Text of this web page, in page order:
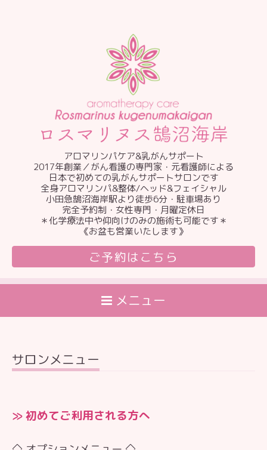
アロマリンパケア&乳がんサポート
2017年創業／がん看護の専門家・元看護師による
日本で初めての乳がんサポートサロンです
全身アロマリンパ&整体/ヘッド&フェイシャル
小田急鵠沼海岸駅より徒歩6分・駐車場あり
完全予約制・女性専門・月曜定休日
＊化学療法中や仰向けのみの施術も可能です＊
《お盆も営業いたします》
ご予約はこちら
メニュー
サロンメニュー
≫ 初めてご利用される方へ